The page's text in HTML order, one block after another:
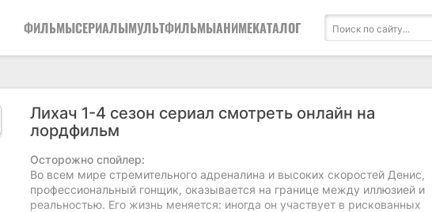
ФИЛЬМЫСЕРИАЛЫМУЛЬТФИЛЬМЫАНИМЕКАТАЛОГ
Лихач 1-4 сезон сериал смотреть онлайн на
лордфильм
Осторожно спойлер:
Во всем мире стремительного адреналина и высоких скоростей Денис,
профессиональный гонщик, оказывается на границе между иллюзией и
реальностью. Его жизнь меняется: иногда он участвует в рискованных